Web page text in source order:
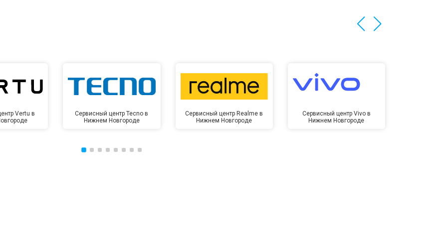
Vertu в
Сервисный центр Tecno в
Нижнем Новгороде
Сервисный центр Realme в
Нижнем Новгороде
Сервисный центр Vivo в
Нижнем Новгороде